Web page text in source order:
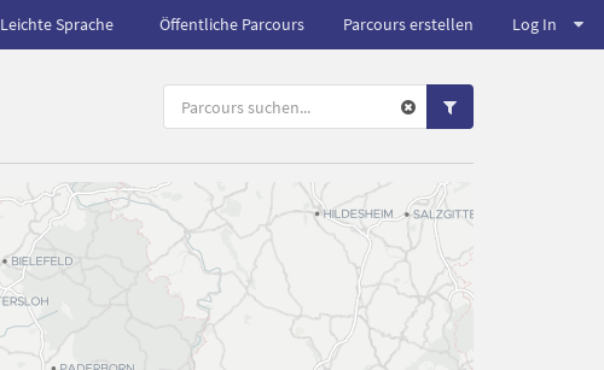
Leichte Sprache Öffentliche Parcours Parcours erstellen Log In